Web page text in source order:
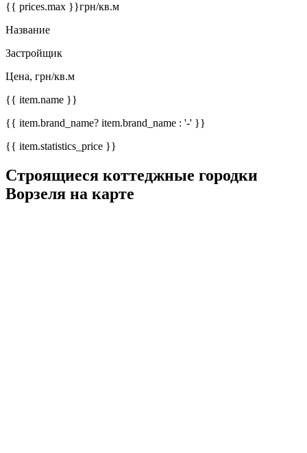
{{ prices.max }}грн/кв.м
Название
Застройщик
Цена, грн/кв.м
{{ item.name }}
{{ item.brand_name? item.brand_name : '-' }}
{{ item.statistics_price }}
Строящиеся коттеджные городки
Ворзеля на карте